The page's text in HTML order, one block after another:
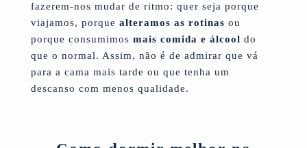
fazerem-nos mudar de ritmo: quer seja porque
viajamos, porque alteramos as rotinas ou
porque consumimos mais comida e álcool do
que o normal. Assim, não é de admirar que vá
para a cama mais tarde ou que tenha um
descanso com menos qualidade.